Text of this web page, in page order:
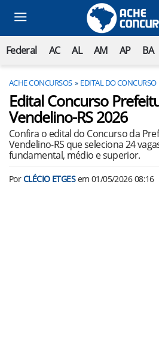
Federal AC AL AM AP BA
ACHE CONCURSOS EDITAL DO CONCURSO
Edital Concurso
Vendelino-RS 2026
Confira o edital do Concurso da
Vendelino-RS que seleciona 24
fundamental, médio e superior.
PorCLÉCIO ETGESem 01/05/2026 08:16